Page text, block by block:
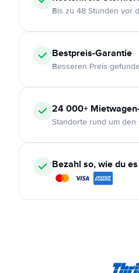
Bis zu 48 Stunden vor
Bestpreis-Garantie
Besseren Preis
24 000+
Standorte rund um den
Bezahl so, wie du